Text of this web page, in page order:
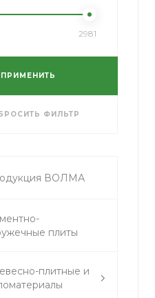
2981
ПРИМЕНИТЬ
ФИЛЬТР
ВОЛМА
плиты
плитные и